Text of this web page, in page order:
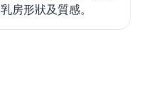
乳房形狀及質感。